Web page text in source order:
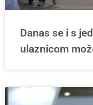
Danas se i s
ulaznicom